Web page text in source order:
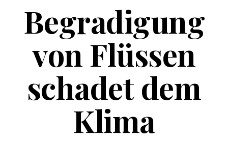
Begradigung
von Flüssen
schadet dem
Klima